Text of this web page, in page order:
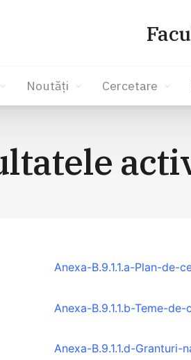
Noutăți Cercetare
Anexa-B.9.1.1.a-Plan-de-
Anexa-B.9.1.1.b-Teme-
Anexa-B.9.1.1.d-